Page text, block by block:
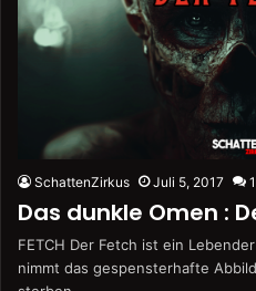
SchattenZirkus Juli 5, 2017 1
Das dunkle Omen :
FETCH Der Fetch ist ein
nimmt das gespensterhafte